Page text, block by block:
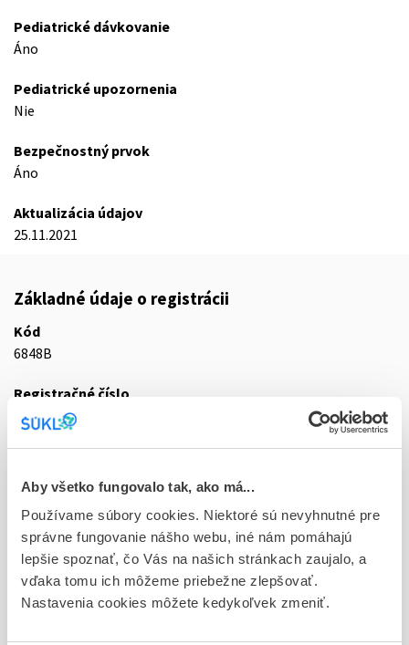
Aby všetko fungovalo tak, ako má...
Používame súbory cookies. Niektoré sú nevyhnutné pre
správne fungovanie nášho webu, iné nám pomáhajú
lepšie spoznať, čo Vás na našich stránkach zaujalo, a
vďaka tomu ich môžeme priebežne zlepšovať.
Nastavenia cookies môžete kedykoľvek zmeniť.
Pediatrické dávkovanie
Áno
Pediatrické upozornenia
Nie
Bezpečnostný prvok
Áno
Aktualizácia údajov
25.11.2021
Základné údaje o registrácii
Kód
6848B
Registračné číslo
58/0488/15-S
tbl plg 50x25 mg (blis.PVC/PE/PVDC/Al)
Stav
D - Registrácia bez obmedzenia platnosti
Typ registračnej procedúry
Decentralizovaná
Držiteľ, krajina